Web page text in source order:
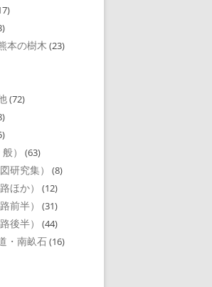
本の樹木 (23)
(72)
） (63)
研究集） (8)
ほか） (12)
前半） (31)
後半） (44)
・南畝石(16)